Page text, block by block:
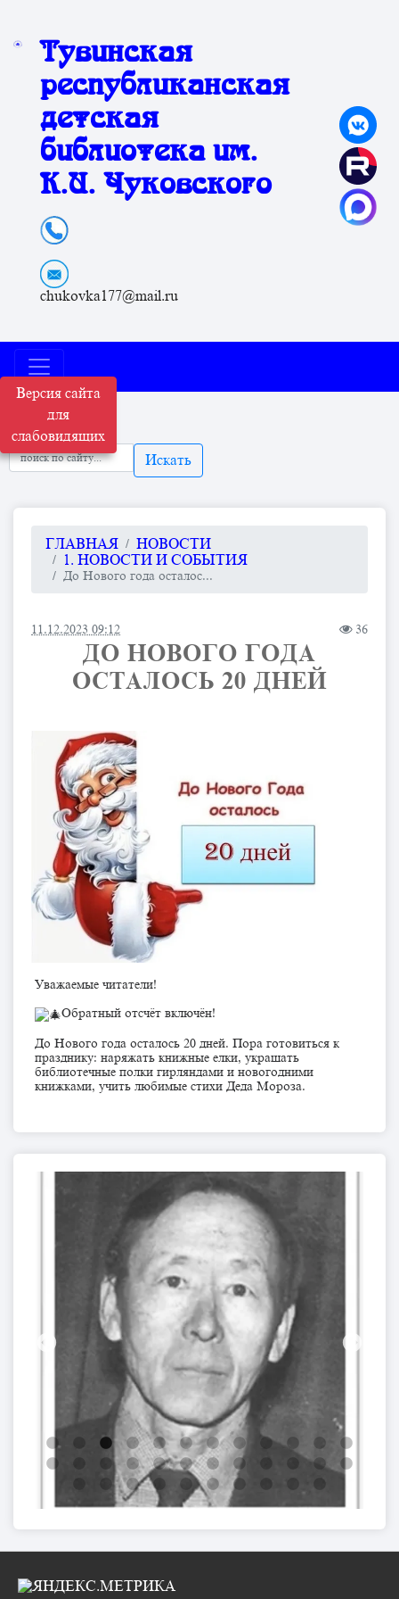
Версия сайта
для
слабовидящих
Тувинская
республиканская
детская
библиотека им.
К.И. Чуковского
chukovka177@mail.ru
Искать
ГЛАВНАЯ
НОВОСТИ
1. НОВОСТИ И СОБЫТИЯ
До Нового года осталос...
11.12.2023 09:12 36
ДО НОВОГО ГОДА
ОСТАЛОСЬ 20 ДНЕЙ
Уважаемые читатели!
Обратный отсчёт включён!
До Нового года осталось 20 дней. Пора готовиться к
празднику: наряжать книжные елки, украшать
библиотечные полки гирляндами и новогодними
книжками, учить любимые стихи Деда Мороза.